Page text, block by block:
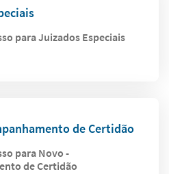
para Juizados Especiais
de Certidão
para Novo -
de Certidão